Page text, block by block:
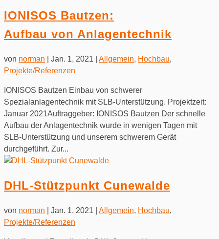
IONISOS Bautzen:
Aufbau von Anlagentechnik
von norman Jan. 1, 2021 Allgemein, Hochbau,
Projekte/Referenzen
IONISOS Bautzen Einbau von schwerer
Spezialanlagentechnik mit SLB-Unterstützung. Projektzeit:
Januar 2021Auftraggeber: IONISOS Bautzen Der schnelle
Aufbau der Anlagentechnik wurde in wenigen Tagen mit
SLB-Unterstützung und unserem schwerem Gerät
durchgeführt. Zur...
DHL-Stützpunkt Cunewalde
von norman Jan. 1, 2021 Allgemein, Hochbau,
Projekte/Referenzen